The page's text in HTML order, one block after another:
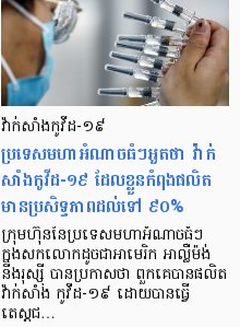
វ៉ាក់សាំងកូវីដ-១៩
ប្រទេសមហាអំណាចធំៗ​អួតថា វ៉ាក់
សាំងកូវីដ-១៩ ដែលខ្លួន​កំពុង​ផលិត​
មានប្រសិទ្ធភាពដល់ទៅ ៩០%
ក្រុមហ៊ុននៃប្រទេសមហាអំណាចធំៗ
ក្នុងសកលោកដូចជាអាមេរិក អាល្លឺម៉ង់
និងរុស្ស៊ី បានប្រកាសថា ពួកគេបានផលិត
វ៉ាក់សាំង កូវីដ-១៩ ដោយបានធ្វើ
តេស្ដជ…